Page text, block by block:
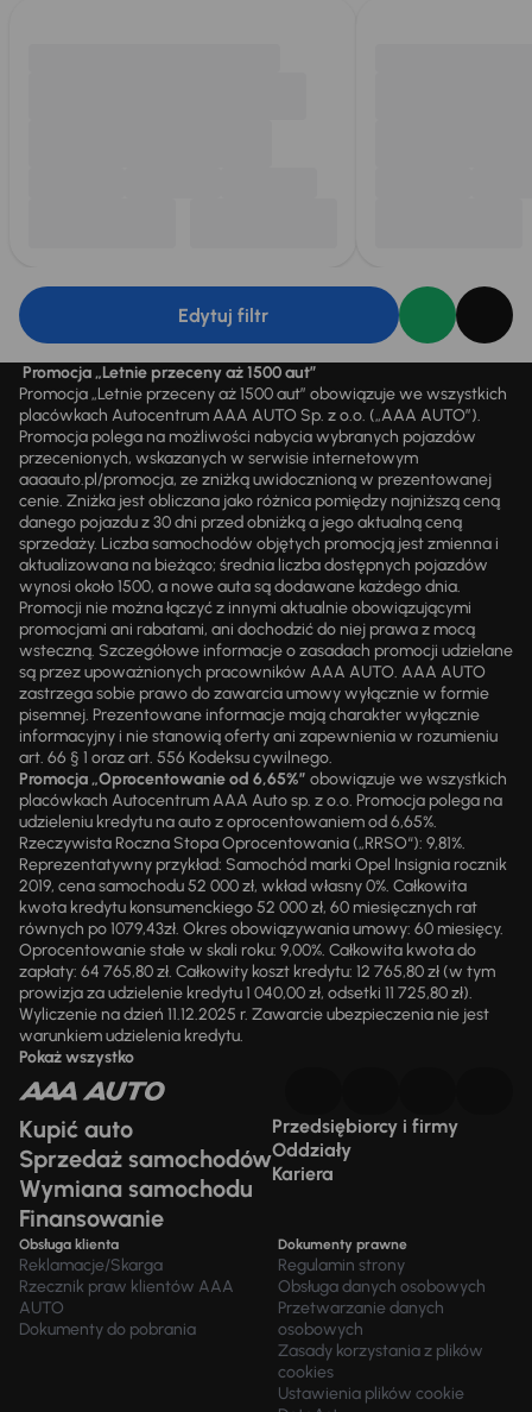
Edytuj filtr
Promocja „Letnie przeceny aż 1500 aut”
Promocja „Letnie przeceny aż 1500 aut” obowiązuje we wszystkich
placówkach Autocentrum AAA AUTO Sp. z o.o. („AAA AUTO”).
Promocja polega na możliwości nabycia wybranych pojazdów
przecenionych, wskazanych w serwisie internetowym
aaaauto.pl/promocja, ze zniżką uwidocznioną w prezentowanej
cenie. Zniżka jest obliczana jako różnica pomiędzy najniższą ceną
danego pojazdu z 30 dni przed obniżką a jego aktualną ceną
sprzedaży. Liczba samochodów objętych promocją jest zmienna i
aktualizowana na bieżąco; średnia liczba dostępnych pojazdów
wynosi około 1500, a nowe auta są dodawane każdego dnia.
Promocji nie można łączyć z innymi aktualnie obowiązującymi
promocjami ani rabatami, ani dochodzić do niej prawa z mocą
wsteczną. Szczegółowe informacje o zasadach promocji udzielane
są przez upoważnionych pracowników AAA AUTO. AAA AUTO
zastrzega sobie prawo do zawarcia umowy wyłącznie w formie
pisemnej. Prezentowane informacje mają charakter wyłącznie
informacyjny i nie stanowią oferty ani zapewnienia w rozumieniu
art. 66 § 1 oraz art. 556 Kodeksu cywilnego.
Promocja „Oprocentowanie od 6,65%” obowiązuje we wszystkich
placówkach Autocentrum AAA Auto sp. z o.o. Promocja polega na
udzieleniu kredytu na auto z oprocentowaniem od 6,65%.
Rzeczywista Roczna Stopa Oprocentowania („RRSO“): 9,81%.
Reprezentatywny przykład: Samochód marki Opel Insignia rocznik
2019, cena samochodu 52 000 zł, wkład własny 0%. Całkowita
kwota kredytu konsumenckiego 52 000 zł, 60 miesięcznych rat
równych po 1079,43zł. Okres obowiązywania umowy: 60 miesięcy.
Oprocentowanie stałe w skali roku: 9,00%. Całkowita kwota do
zapłaty: 64 765,80 zł. Całkowity koszt kredytu: 12 765,80 zł (w tym
prowizja za udzielenie kredytu 1 040,00 zł, odsetki 11 725,80 zł).
Wyliczenie na dzień 11.12.2025 r. Zawarcie ubezpieczenia nie jest
warunkiem udzielenia kredytu.
Pokaż wszystko
Kupić auto
Sprzedaż samochodów
Wymiana samochodu
Finansowanie
Przedsiębiorcy i firmy
Oddziały
Kariera
Obsługa klienta
Reklamacje/Skarga
Rzecznik praw klientów AAA
AUTO
Dokumenty do pobrania
Dokumenty prawne
Regulamin strony
Obsługa danych osobowych
Przetwarzanie danych
osobowych
Zasady korzystania z plików
cookies
Ustawienia plików cookie